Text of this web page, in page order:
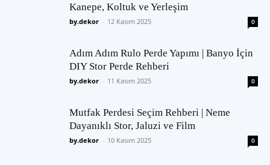
Kanepe, Koltuk ve Yerleşim
by.dekor - 12 Kasım 2025 0
Adım Adım Rulo Perde Yapımı | Banyo İçin
DIY Stor Perde Rehberi
by.dekor - 11 Kasım 2025 0
Mutfak Perdesi Seçim Rehberi | Neme
Dayanıklı Stor, Jaluzi ve Film
by.dekor - 10 Kasım 2025 0